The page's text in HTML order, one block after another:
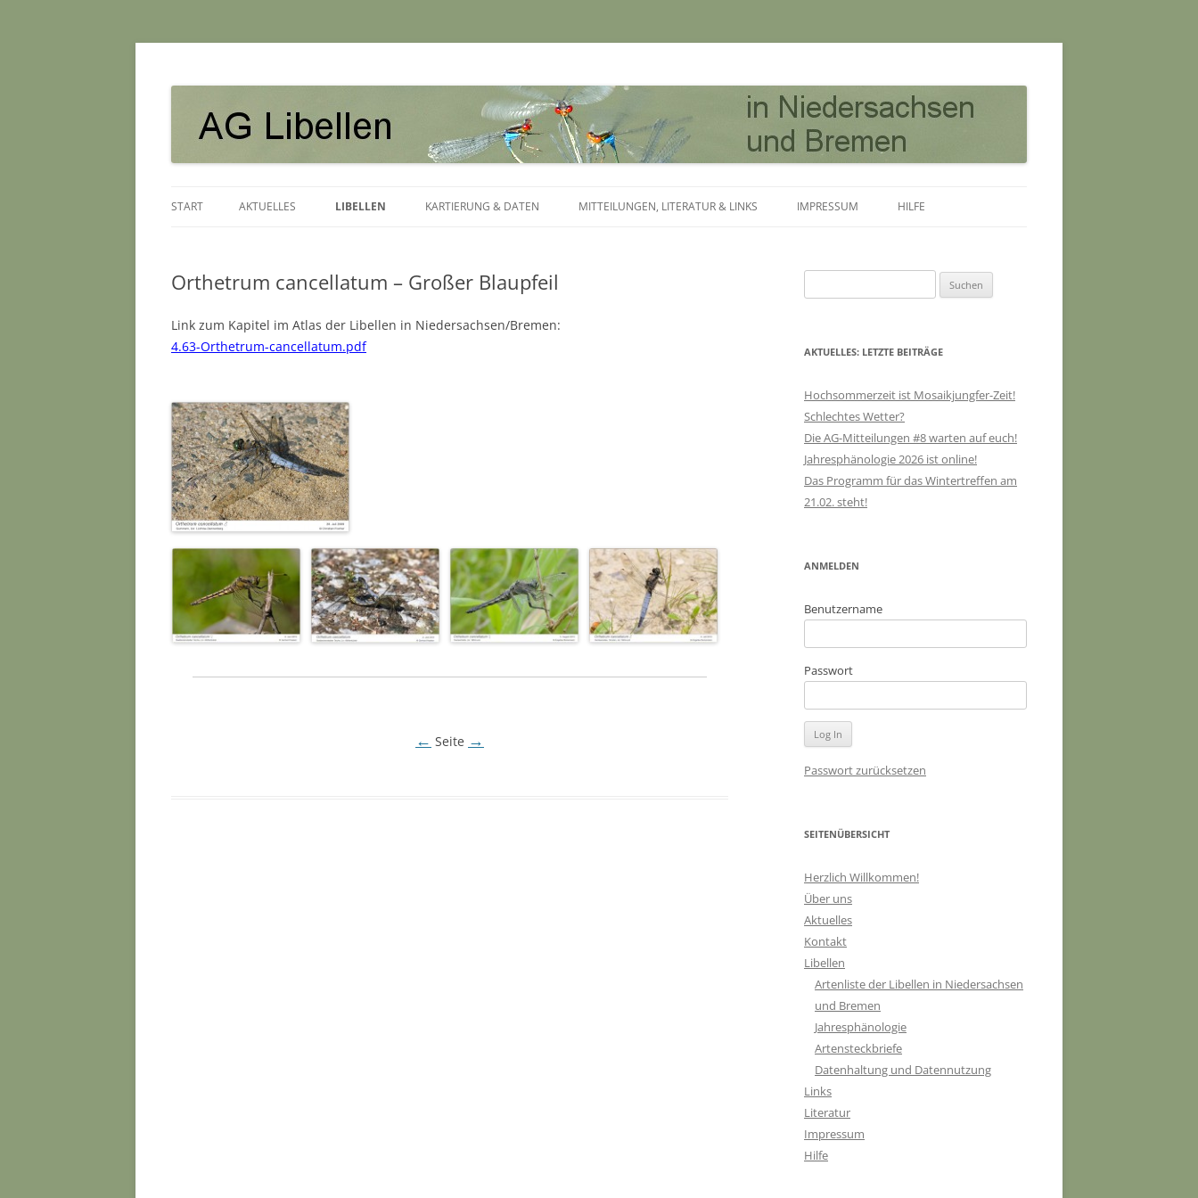
AG Libellen in Niedersachsen und Bremen
START AKTUELLES LIBELLEN KARTIERUNG & DATEN MITTEILUNGEN, LITERATUR & LINKS IMPRESSUM HILFE
Orthetrum cancellatum – Großer Blaupfeil
Link zum Kapitel im Atlas der Libellen in Niedersachsen/Bremen:
4.63-Orthetrum-cancellatum.pdf
← Seite →
nach:
AKTUELLES: LETZTE BEITRÄGE
Hochsommerzeit ist Mosaikjungfer-Zeit!
Schlechtes Wetter?
Die AG-Mitteilungen #8 warten auf euch!
Jahresphänologie 2026 ist online!
Das Programm für das Wintertreffen am
21.02. steht!
ANMELDEN
Benutzername
Passwort
Passwort zurücksetzen
SEITENÜBERSICHT
Herzlich Willkommen!
Über uns
Aktuelles
Kontakt
Libellen
Artenliste der Libellen in Niedersachsen
und Bremen
Jahresphänologie
Artensteckbriefe
Datenhaltung und Datennutzung
Links
Literatur
Impressum
Hilfe